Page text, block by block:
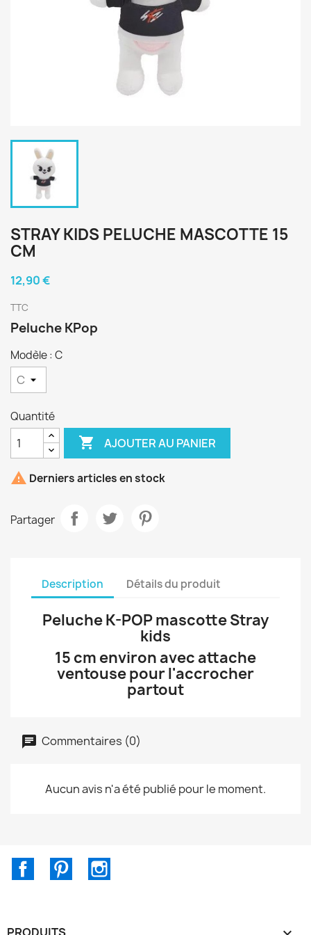
STRAY KIDS PELUCHE MASCOTTE 15
CM
12,90 €
TTC
Peluche KPop
Modèle : C
Quantité
 AJOUTER AU PANIER
 Derniers articles en stock
Partager
Description Détails du produit
Peluche K-POP mascotte Stray
kids
15 cm environ avec attache
ventouse pour l'accrocher
partout
Commentaires (0)
Aucun avis n'a été publié pour le moment.
FacebookPinterest